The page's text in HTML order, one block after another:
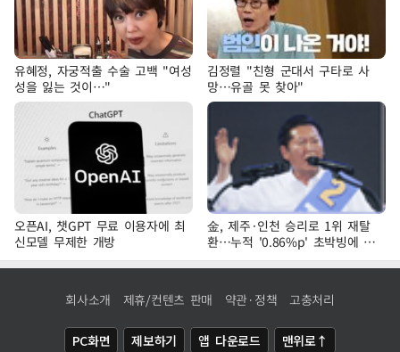
유혜정, 자궁적출 수술 고백 "여성
성을 잃는 것이…"
김정렬 "친형 군대서 구타로 사
망…유골 못 찾아"
오픈AI, 챗GPT 무료 이용자에 최
신모델 무제한 개방
金, 제주·인천 승리로 1위 재탈
환…누적 '0.86%p' 초박빙에 호
남 표심 주목
회사소개 제휴/컨텐츠 판매 약관·정책 고충처리
PC화면 제보하기 앱 다운로드 맨위로↑